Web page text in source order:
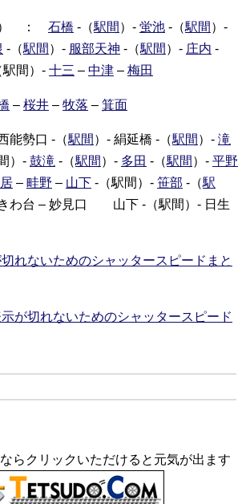
） ： 石橋 -（駅間 ）- 蛍池 -（駅間 ）-
-（駅間 ）- 服部天神 -（駅間 ）- 庄内 -
駅間）- 十三 – 中津 – 梅田
– 桜井 – 牧落 – 箕面
勢口 -（駅間 ）- 絹延橋 -（駅間 ）- 滝
）- 鼓滝 -（駅間 ）- 多田 -（駅間 ）- 平野
– 畦野 – 山下 -（駅間）- 笹部 -（駅
きわ台 – 妙見口 山下 -（駅間）- 日生
れないためのシャッタースピードまと
が切れないためのシャッタースピード
らクリックいただけると元気が出ます